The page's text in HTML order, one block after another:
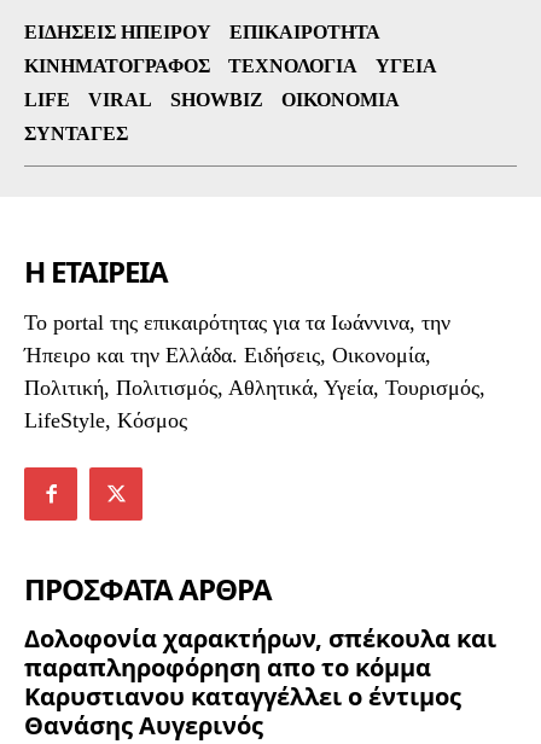
ΕΙΔΉΣΕΙΣ ΗΠΕΊΡΟΥ
ΕΠΙΚΑΙΡΌΤΗΤΑ
ΚΙΝΗΜΑΤΟΓΡΆΦΟΣ
ΤΕΧΝΟΛΟΓΊΑ
ΥΓΕΊΑ
LIFE
VIRAL SHOWBIZ
ΟΙΚΟΝΟΜΊΑ
ΣΥΝΤΑΓΈΣ
Η ΕΤΑΙΡΕΙΑ
To portal της επικαιρότητας για τα Ιωάννινα, την
Ήπειρο και την Ελλάδα. Ειδήσεις, Οικονομία,
Πολιτική, Πολιτισμός, Αθλητικά, Υγεία, Τουρισμός,
LifeStyle, Κόσμος
ΠΡΟΣΦΑΤΑ ΑΡΘΡΑ
Δολοφονία χαρακτήρων, σπέκουλα και
παραπληροφόρηση απο το κόμμα
Καρυστιανου καταγγέλλει ο έντιμος
Θανάσης Αυγερινός